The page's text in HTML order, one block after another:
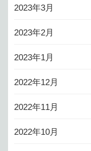
2023年3月
2023年2月
2023年1月
2022年12月
2022年11月
2022年10月